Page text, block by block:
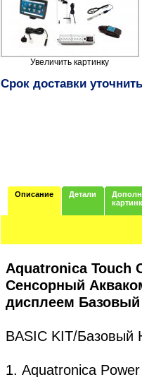
Увеличить картинку
Срок доставки уточнить
Описание Детали
Aquatronica Touch
Сенсорный
дисплеем
BASIC KIT/
1. Aquatronica